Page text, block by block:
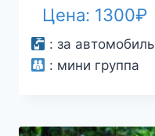
Цена: 1300₽
: за автомобиль
: мини группа